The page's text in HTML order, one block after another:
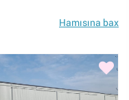
Hamısına bax